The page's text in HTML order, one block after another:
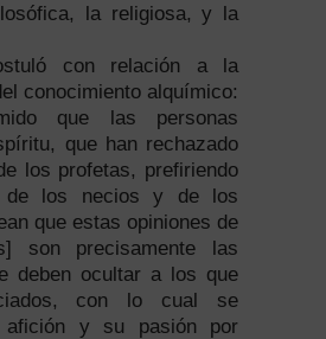
la religiosa, y la
con relación a la
conocimiento alquímico:
que las personas
que han rechazado
los profetas, prefiriendo
de los necios y de los
que estas opiniones de
son precisamente las
deben ocultar a los que
con lo cual se
afición y su pasión por